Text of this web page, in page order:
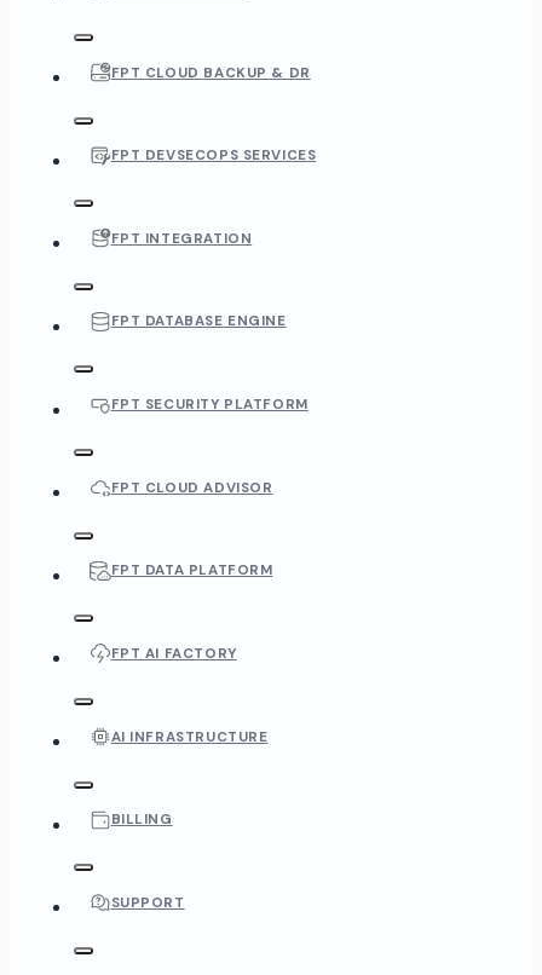
FPT CLOUD BACKUP & DR
FPT DEVSECOPS SERVICES
FPT INTEGRATION
FPT DATABASE ENGINE
FPT SECURITY PLATFORM
FPT CLOUD ADVISOR
FPT DATA PLATFORM
FPT AI FACTORY
AI INFRASTRUCTURE
BILLING
SUPPORT